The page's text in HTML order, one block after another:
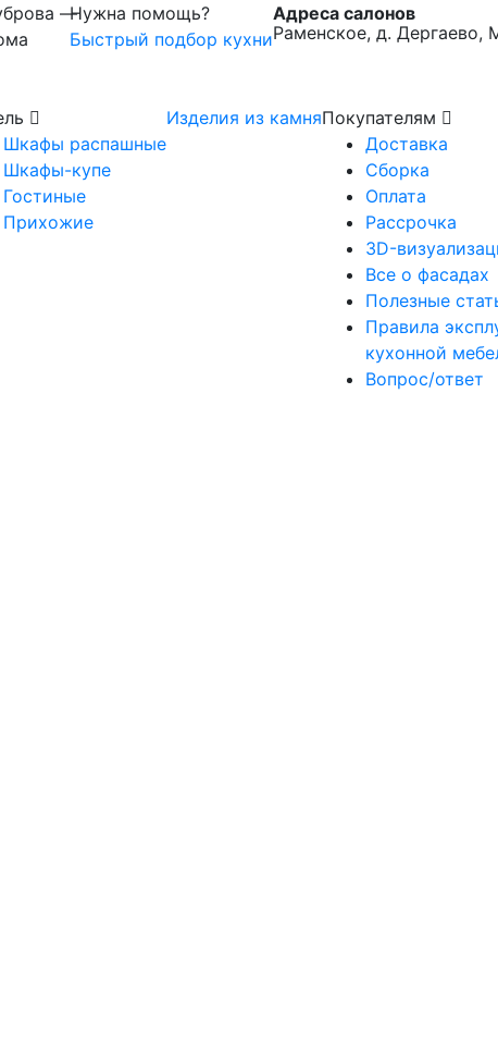
—
Нужна помощь?
Быстрый подбор кухни
Адреса салонов
Раменское, д. Дергаево,
Шкафы распашные
Шкафы-купе
Гостиные
Прихожие
Изделия из камняПокупателям
Доставка
Сборка
Оплата
Рассрочка
3D-
Все о фасадах
Полезные
Правила
кухонной
Вопрос/ответ